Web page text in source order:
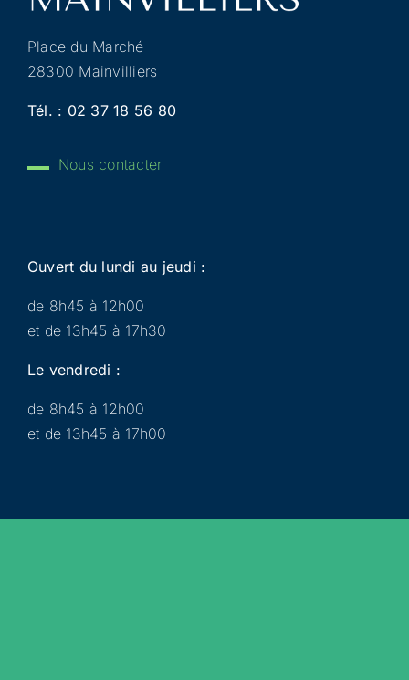
Place du Marché
28300 Mainvilliers
Tél. : 02 37 18 56 80
Nous contacter
Ouvert du lundi au jeudi :
de 8h45 à 12h00
et de 13h45 à 17h30
Le vendredi :
de 8h45 à 12h00
et de 13h45 à 17h00